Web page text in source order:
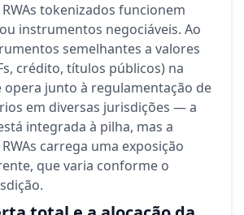
tokenizados funcionem
instrumentos negociáveis. Ao
semelhantes a valores
crédito, títulos públicos) na
opera junto à regulamentação de
em diversas jurisdições — a
integrada à pilha, mas a
carrega uma exposição
que varia conforme o